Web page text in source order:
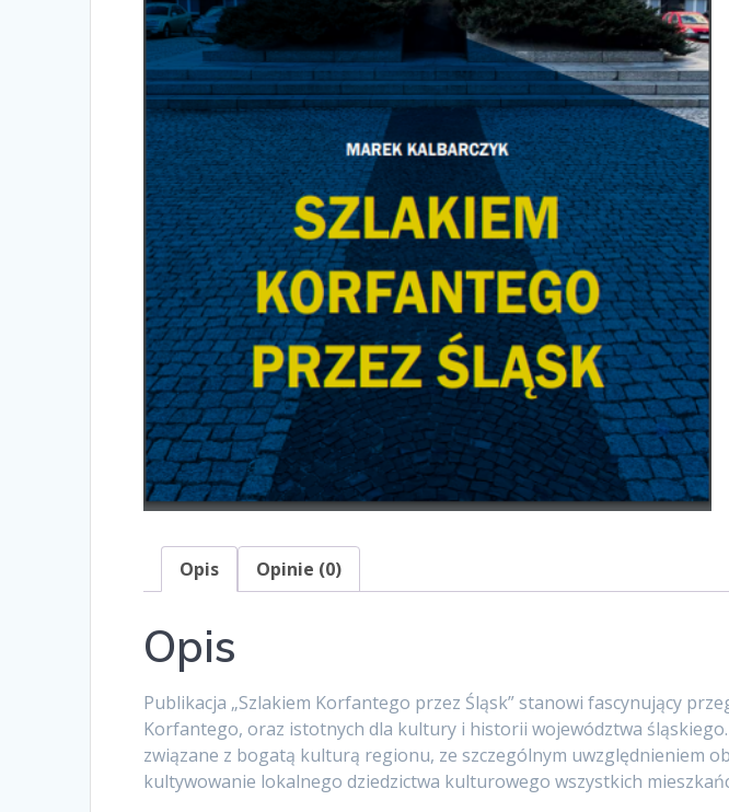
Opis Opinie (0)
Opis
Publikacja „Szlakiem Korfantego przez Śląsk” stanowi fascynujący
Korfantego, oraz istotnych dla kultury i historii województwa
związane z bogatą kulturą regionu, ze szczególnym uwzględnieniem
kultywowanie lokalnego dziedzictwa kulturowego wszystkich